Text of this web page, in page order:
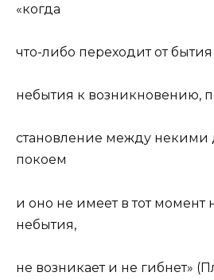
«когда
что-либо переходит от
небытия к возникновению,
становление между некими
покоем
и оно не имеет в тот момент
небытия,
не возникает и не гибнет»